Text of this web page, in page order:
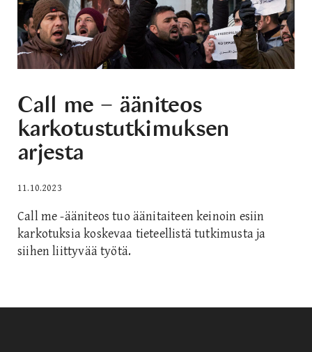
Call me − ääniteos
karkotustutkimuksen
arjesta
11.10.2023
Call me -ääniteos tuo äänitaiteen keinoin esiin
karkotuksia koskevaa tieteellistä tutkimusta ja
siihen liittyvää työtä.